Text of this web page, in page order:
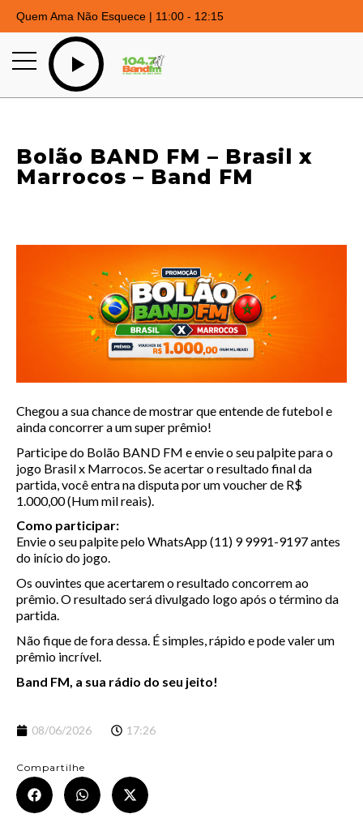
Quem Ama Não Esquece | 11:00 - 12:15
Bolão BAND FM – Brasil x
Marrocos – Band FM
Chegou a sua chance de mostrar que entende de futebol e
ainda concorrer a um super prêmio!
Participe do Bolão BAND FM e envie o seu palpite para o
jogo Brasil x Marrocos. Se acertar o resultado final da
partida, você entra na disputa por um voucher de R$
1.000,00 (Hum mil reais).
Como participar:
Envie o seu palpite pelo WhatsApp (11) 9 9991-9197 antes
do início do jogo.
Os ouvintes que acertarem o resultado concorrem ao
prêmio. O resultado será divulgado logo após o término da
partida.
Não fique de fora dessa. É simples, rápido e pode valer um
prêmio incrível.
Band FM, a sua rádio do seu jeito!
08/06/2026 17:26
Compartilhe